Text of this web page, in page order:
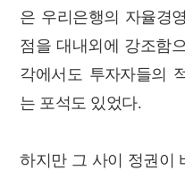
은 우리은행의 자율경
점을 대내외에 강조함
각에서도 투자자들의
는 포석도 있었다.
하지만 그 사이 정권이